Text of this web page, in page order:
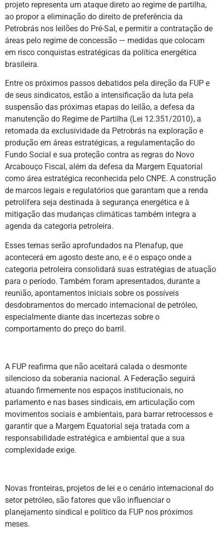
projeto representa um ataque direto ao regime de partilha,
ao propor a eliminação do direito de preferência da
Petrobrás nos leilões do Pré-Sal, e permitir a contratação de
áreas pelo regime de concessão — medidas que colocam
em risco conquistas estratégicas da política energética
brasileira.
Entre os próximos passos debatidos pela direção da FUP e
de seus sindicatos, estão a intensificação da luta pela
suspensão das próximas etapas do leilão, a defesa da
manutenção do Regime de Partilha (Lei 12.351/2010), a
retomada da exclusividade da Petrobrás na exploração e
produção em áreas estratégicas, a regulamentação do
Fundo Social e sua proteção contra as regras do Novo
Arcabouço Fiscal, além da defesa da Margem Equatorial
como área estratégica reconhecida pelo CNPE. A construção
de marcos legais e regulatórios que garantam que a renda
petrolífera seja destinada à segurança energética e à
mitigação das mudanças climáticas também integra a
agenda da categoria petroleira.
Esses temas serão aprofundados na Plenafup, que
acontecerá em agosto deste ano, e é o espaço onde a
categoria petroleira consolidará suas estratégias de atuação
para o período. Também foram apresentados, durante a
reunião, apontamentos iniciais sobre os possíveis
desdobramentos do mercado internacional de petróleo,
especialmente diante das incertezas sobre o
comportamento do preço do barril.
A FUP reafirma que não aceitará calada o desmonte
silencioso da soberania nacional. A Federação seguirá
atuando firmemente nos espaços institucionais, no
parlamento e nas bases sindicais, em articulação com
movimentos sociais e ambientais, para barrar retrocessos e
garantir que a Margem Equatorial seja tratada com a
responsabilidade estratégica e ambiental que a sua
complexidade exige.
Novas fronteiras, projetos de lei e o cenário internacional do
setor petróleo, são fatores que vão influenciar o
planejamento sindical e político da FUP nos próximos
meses.